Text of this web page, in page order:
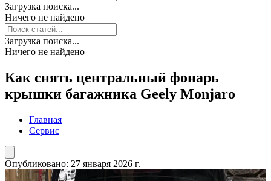
Загрузка поиска...
Ничего не найдено
Загрузка поиска...
Ничего не найдено
Как снять центральный фонарь
крышки багажника Geely Monjaro
Главная
Сервис
Опубликовано: 27 января 2026 г.